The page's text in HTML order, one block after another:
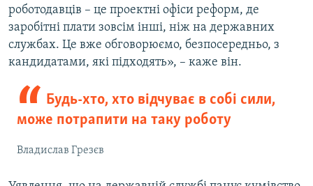
роботодавців – це проектні офіси реформ, де
заробітні плати зовсім інші, ніж на державних
службах. Це вже обговорюємо, безпосередньо, з
кандидатами, які підходять», – каже він.
Будь-хто, хто відчуває в собі сили,
може потрапити на таку роботу
Владислав Грезєв